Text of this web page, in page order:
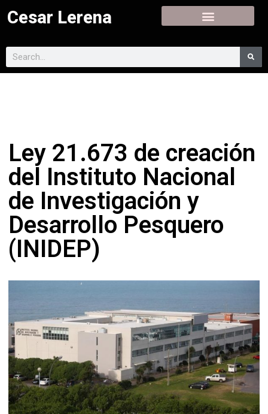
Cesar Lerena
Ley 21.673 de creación
del Instituto Nacional
de Investigación y
Desarrollo Pesquero
(INIDEP)